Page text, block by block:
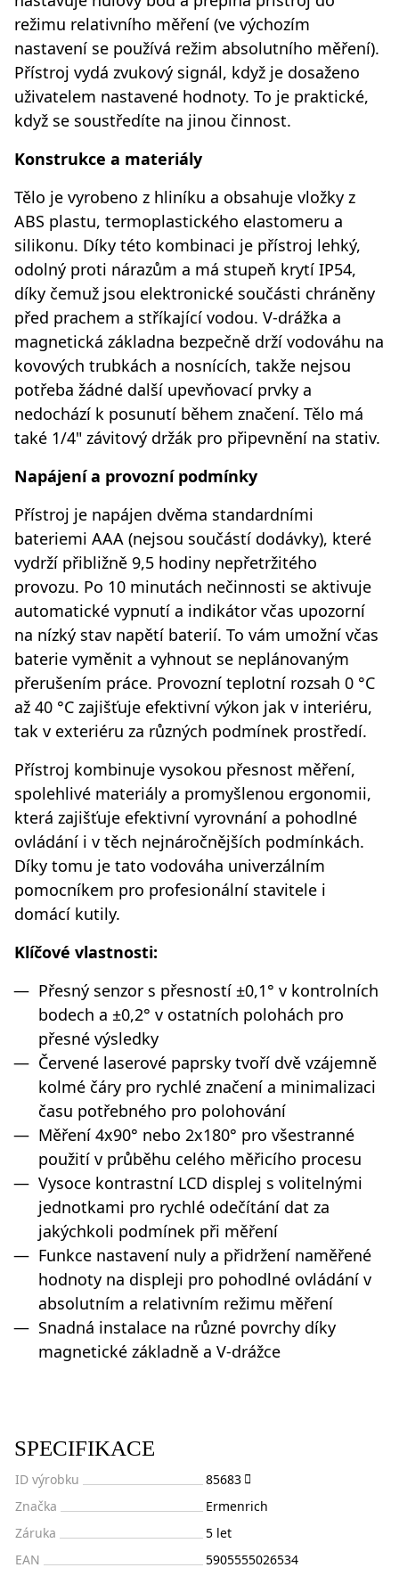
režimu relativního měření (ve výchozím
nastavení se používá režim absolutního měření).
Přístroj vydá zvukový signál, když je dosaženo
uživatelem nastavené hodnoty. To je praktické,
když se soustředíte na jinou činnost.
Konstrukce a materiály
Tělo je vyrobeno z hliníku a obsahuje vložky z
ABS plastu, termoplastického elastomeru a
silikonu. Díky této kombinaci je přístroj lehký,
odolný proti nárazům a má stupeň krytí IP54,
díky čemuž jsou elektronické součásti chráněny
před prachem a stříkající vodou. V-drážka a
magnetická základna bezpečně drží vodováhu na
kovových trubkách a nosnících, takže nejsou
potřeba žádné další upevňovací prvky a
nedochází k posunutí během značení. Tělo má
také 1/4" závitový držák pro připevnění na stativ.
Napájení a provozní podmínky
Přístroj je napájen dvěma standardními
bateriemi AAA (nejsou součástí dodávky), které
vydrží přibližně 9,5 hodiny nepřetržitého
provozu. Po 10 minutách nečinnosti se aktivuje
automatické vypnutí a indikátor včas upozorní
na nízký stav napětí baterií. To vám umožní včas
baterie vyměnit a vyhnout se neplánovaným
přerušením práce. Provozní teplotní rozsah 0 °C
až 40 °C zajišťuje efektivní výkon jak v interiéru,
tak v exteriéru za různých podmínek prostředí.
Přístroj kombinuje vysokou přesnost měření,
spolehlivé materiály a promyšlenou ergonomii,
která zajišťuje efektivní vyrovnání a pohodlné
ovládání i v těch nejnáročnějších podmínkách.
Díky tomu je tato vodováha univerzálním
pomocníkem pro profesionální stavitele i
domácí kutily.
Klíčové vlastnosti:
Přesný senzor s přesností ±0,1° v kontrolních
bodech a ±0,2° v ostatních polohách pro
přesné výsledky
Červené laserové paprsky tvoří dvě vzájemně
kolmé čáry pro rychlé značení a minimalizaci
času potřebného pro polohování
Měření 4x90° nebo 2x180° pro všestranné
použití v průběhu celého měřicího procesu
Vysoce kontrastní LCD displej s volitelnými
jednotkami pro rychlé odečítání dat za
jakýchkoli podmínek při měření
Funkce nastavení nuly a přidržení naměřené
hodnoty na displeji pro pohodlné ovládání v
absolutním a relativním režimu měření
Snadná instalace na různé povrchy díky
magnetické základně a V-drážce
SPECIFIKACE
ID výrobku
85683
Značka
Ermenrich
Záruka
5 let
EAN
5905555026534